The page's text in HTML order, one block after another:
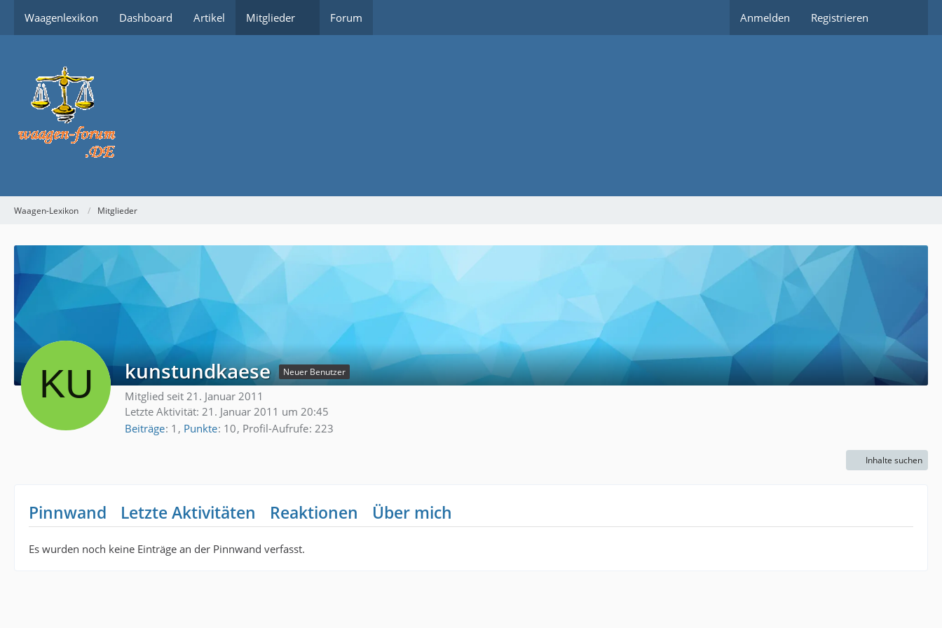
Waagenlexikon Dashboard Artikel Mitglieder Forum Anmelden Registrieren
Waagen-Lexikon Mitglieder
kunstundkaese Neuer Benutzer
Mitglied seit 21. Januar 2011
Letzte Aktivität: 21. Januar 2011 um 20:45
Beiträge 1 Punkte 10 Profil-Aufrufe 223
Inhalte suchen
Pinnwand Letzte Aktivitäten Reaktionen Über mich
Es wurden noch keine Einträge an der Pinnwand verfasst.